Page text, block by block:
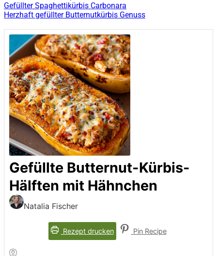
Gefüllter Spaghettikürbis Carbonara
Herzhaft gefüllter Butternutkürbis Genuss
Gefüllte Butternut-Kürbis-
Hälften mit Hähnchen
Natalia Fischer
Rezept drucken Pin Recipe